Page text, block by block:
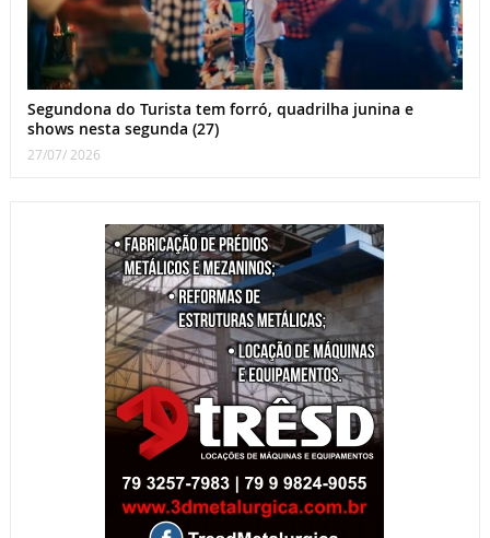
Segundona do Turista tem forró, quadrilha junina e
shows nesta segunda (27)
27/07/ 2026